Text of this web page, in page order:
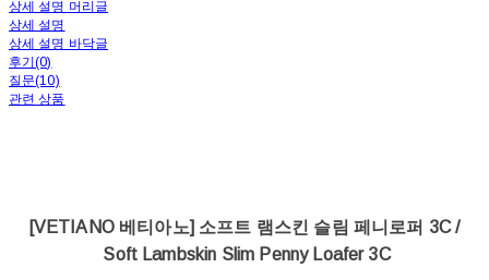
상세 설명 머리글
상세 설명
상세 설명 바닥글
후기(0)
질문(10)
관련 상품
[VETIANO 베티아노] 소프트 램스킨 슬림 페니로퍼 3C /
Soft Lambskin Slim Penny Loafer 3C